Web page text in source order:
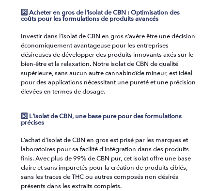
2️⃣ Acheter en gros de l'isolat de CBN : Optimisation des
coûts pour les formulations de produits avancés
Investir dans l’isolat de CBN en gros s’avère être une décision
économiquement avantageuse pour les entreprises
désireuses de développer des produits innovants axés sur le
bien-être et la relaxation. Notre isolat de CBN de qualité
supérieure, sans aucun autre cannabinoïde mineur, est idéal
pour des applications nécessitant une pureté et une précision
élevées en termes de dosage.
3️⃣ L'isolat de CBN, une base pure pour des formulations
précises
L’achat d’isolat de CBN en gros est prisé par les marques et
laboratoires pour sa facilité d’intégration dans des produits
finis. Avec plus de 99% de CBN pur, cet isolat offre une base
claire et sans impuretés pour la création de produits ciblés,
sans les traces de THC ou autres composés non désirés
présents dans les extraits complets.